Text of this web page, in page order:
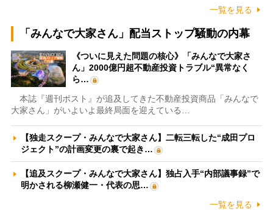
一覧を見る
「みんなで大家さん」配当ストップ騒動の内幕
《ついに見えた問題の核心》「みんなで大家さ
ん」2000億円超不動産投資トラブル“異常なく
ら…
本誌『週刊ポスト』が追及してきた不動産投資商品「みんなで
大家さん」がいよいよ最終局面を迎えている…
【独走スクープ・みんなで大家さん】二転三転した“成田プロ
ジェクト”の計画変更の裏で起き…
【追及スクープ・みんなで大家さん】独占入手“内部議事録”で
明かされる柳瀬健一・代表の思…
一覧を見る